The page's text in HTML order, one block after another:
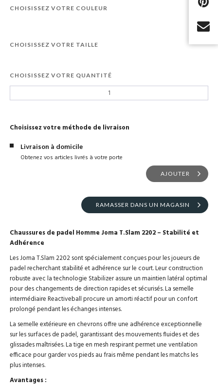
Football
Électronique
Chèques Cadeaux
CHOISISSEZ VOTRE COULEUR
CHOISISSEZ VOTRE TAILLE
CHOISISSEZ VOTRE QUANTITÉ
Choisissez votre méthode de livraison
Livraison à domicile
Obtenez vos articles livrés à votre porte
AJOUTER
RAMASSER DANS UN MAGASIN
Chaussures de padel Homme Joma T.Slam 2202 – Stabilité et
Adhérence
Les Joma T.Slam 2202 sont spécialement conçues pour les joueurs de
padel recherchant stabilité et adhérence sur le court. Leur construction
robuste avec la technologie Stabilizer assure un maintien latéral optimal
pour des changements de direction rapides et sécurisés. La semelle
intermédiaire Reactiveball procure un amorti réactif pour un confort
prolongé pendant les échanges intenses.
La semelle extérieure en chevrons offre une adhérence exceptionnelle
sur les surfaces de padel, garantissant des mouvements fluides et des
glissades maîtrisées. La tige en mesh respirant permet une ventilation
efficace pour garder vos pieds au frais même pendant les matchs les
plus intenses.
Avantages :